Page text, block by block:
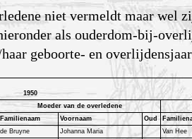
niet vermeldt maar wel
als ouderdom-bij-
geboorte- en
1950
Moeder van de overledene
Familienaam Voornaam Oud
de Bruyne Johanna Maria Van Hee